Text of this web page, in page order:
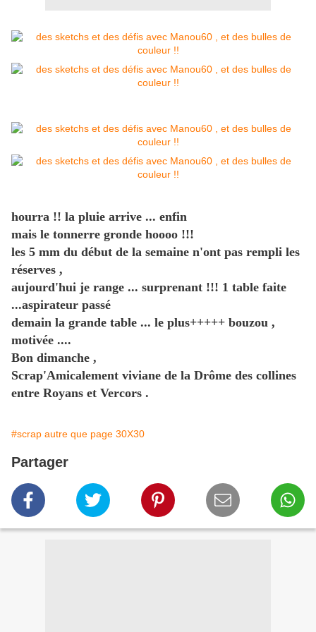
hourra !! la pluie arrive ... enfin
mais le tonnerre gronde hoooo !!!
les 5 mm du début de la semaine n'ont pas rempli les
réserves ,
aujourd'hui je range ... surprenant !!! 1 table faite
...aspirateur passé
demain la grande table ... le plus+++++ bouzou ,
motivée ....
Bon dimanche ,
Scrap'Amicalement viviane de la Drôme des collines
entre Royans et Vercors .
#scrap autre que page 30X30
Partager